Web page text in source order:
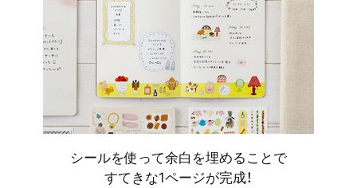
シールを使って余白を埋めることで
すてきな1ページが完成！